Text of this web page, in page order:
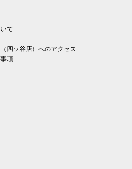
て
四ッ谷店）へのアクセス
項